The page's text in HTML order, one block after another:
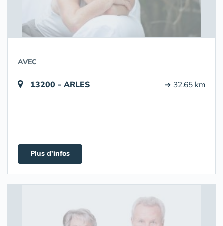
AVEC
13200 - ARLES ➔ 32.65 km
Plus d'infos